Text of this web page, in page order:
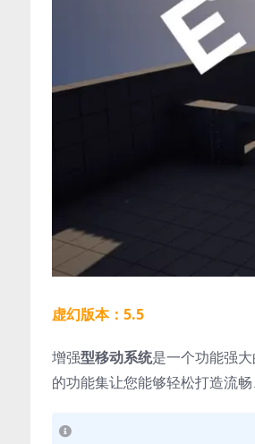
虚幻版本：5.5
增强型移动系统是一个功能强
的功能集让您能够轻松打造流畅